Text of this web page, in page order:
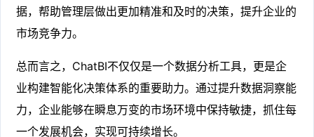
据，帮助管理层做出更加精准和及时的决策，提升企业的
市场竞争力。
总而言之，ChatBI不仅仅是一个数据分析工具，更是企
业构建智能化决策体系的重要助力。通过提升数据洞察能
力，企业能够在瞬息万变的市场环境中保持敏捷，抓住每
一个发展机会，实现可持续增长。